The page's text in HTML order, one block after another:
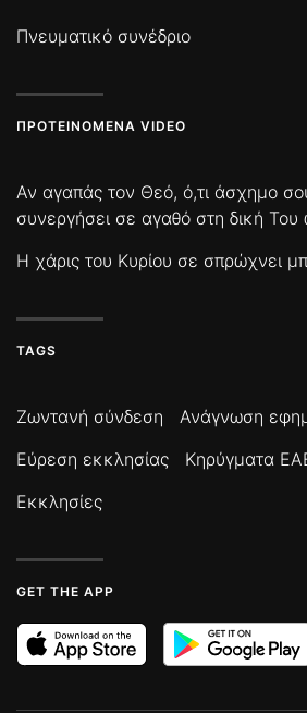
Πνευματικό συνέδριο
ΠΡΟΤΕΙΝΌΜΕΝΑ VIDEO
Αν αγαπάς τον Θεό, ό,τι άσχημο
συνεργήσει σε αγαθό στη δική Του
Η χάρις του Κυρίου σε σπρώχνει
TAGS
Ζωντανή σύνδεση Ανάγνωση
Εύρεση εκκλησίας
Κηρύγματα
Εκκλησίες
GET THE APP